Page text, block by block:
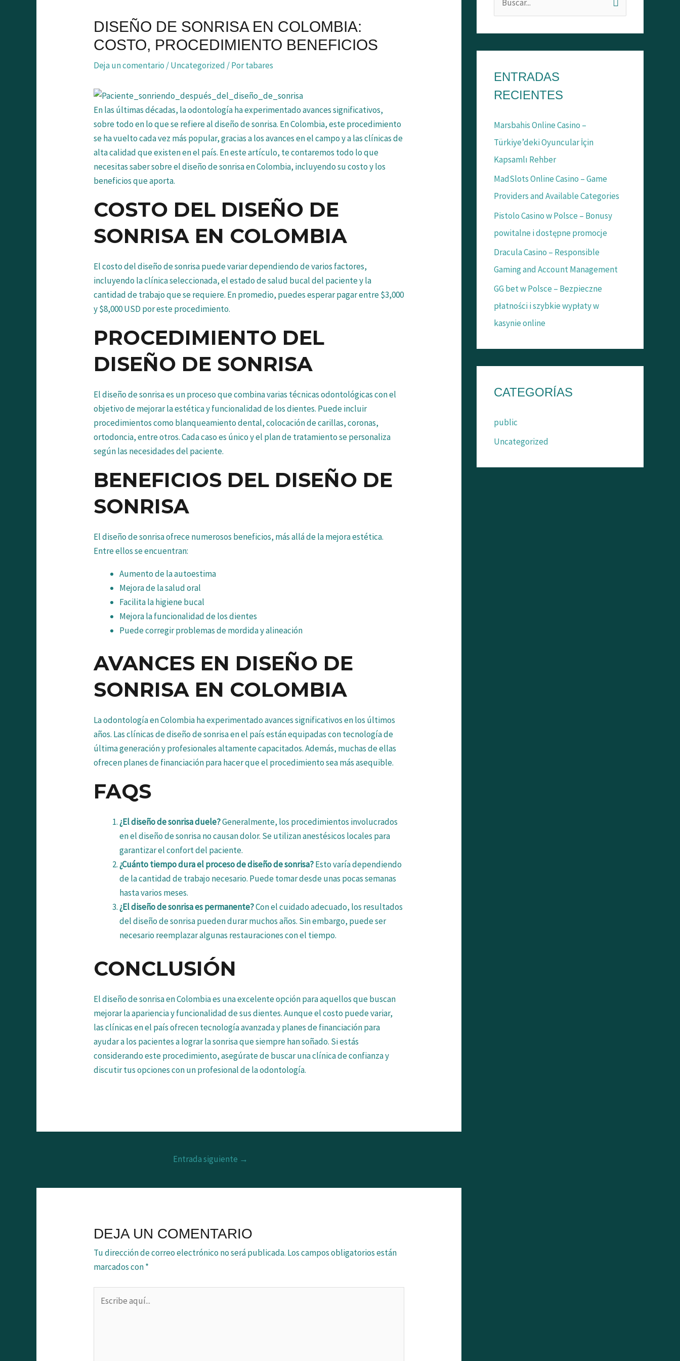
DISEÑO DE SONRISA EN COLOMBIA:
COSTO, PROCEDIMIENTO BENEFICIOS
Deja un comentario /Uncategorized / Portabares
En las últimas décadas, la odontología ha experimentado avances significativos,
sobre todo en lo que se refiere al diseño de sonrisa. En Colombia, este procedimiento
se ha vuelto cada vez más popular, gracias a los avances en el campo y a las clínicas de
alta calidad que existen en el país. En este artículo, te contaremos todo lo que
necesitas saber sobre el diseño de sonrisa en Colombia, incluyendo su costo y los
beneficios que aporta.
COSTO DEL DISEÑO DE
SONRISA EN COLOMBIA
El costo del diseño de sonrisa puede variar dependiendo de varios factores,
incluyendo la clínica seleccionada, el estado de salud bucal del paciente y la
cantidad de trabajo que se requiere. En promedio, puedes esperar pagar entre $3,000
y $8,000 USD por este procedimiento.
PROCEDIMIENTO DEL
DISEÑO DE SONRISA
El diseño de sonrisa es un proceso que combina varias técnicas odontológicas con el
objetivo de mejorar la estética y funcionalidad de los dientes. Puede incluir
procedimientos como blanqueamiento dental, colocación de carillas, coronas,
ortodoncia, entre otros. Cada caso es único y el plan de tratamiento se personaliza
según las necesidades del paciente.
BENEFICIOS DEL DISEÑO DE
SONRISA
El diseño de sonrisa ofrece numerosos beneficios, más allá de la mejora estética.
Entre ellos se encuentran:
Aumento de la autoestima
Mejora de la salud oral
Facilita la higiene bucal
Mejora la funcionalidad de los dientes
Puede corregir problemas de mordida y alineación
AVANCES EN DISEÑO DE
SONRISA EN COLOMBIA
La odontología en Colombia ha experimentado avances significativos en los últimos
años. Las clínicas de diseño de sonrisa en el país están equipadas con tecnología de
última generación y profesionales altamente capacitados. Además, muchas de ellas
ofrecen planes de financiación para hacer que el procedimiento sea más asequible.
FAQS
¿El diseño de sonrisa duele?Generalmente, los procedimientos involucrados
en el diseño de sonrisa no causan dolor. Se utilizan anestésicos locales para
garantizar el confort del paciente.
¿Cuánto tiempo dura el proceso de diseño de sonrisa?Esto varía dependiendo
de la cantidad de trabajo necesario. Puede tomar desde unas pocas semanas
hasta varios meses.
¿El diseño de sonrisa es permanente?Con el cuidado adecuado, los resultados
del diseño de sonrisa pueden durar muchos años. Sin embargo, puede ser
necesario reemplazar algunas restauraciones con el tiempo.
CONCLUSIÓN
El diseño de sonrisa en Colombia es una excelente opción para aquellos que buscan
mejorar la apariencia y funcionalidad de sus dientes. Aunque el costo puede variar,
las clínicas en el país ofrecen tecnología avanzada y planes de financiación para
ayudar a los pacientes a lograr la sonrisa que siempre han soñado. Si estás
considerando este procedimiento, asegúrate de buscar una clínica de confianza y
discutir tus opciones con un profesional de la odontología.
Entrada siguiente →
DEJA UN COMENTARIO
Tu dirección de correo electrónico no será publicada. Los campos obligatorios están
marcados con*
aquí...
a
r
o
r
:
ENTRADAS
RECIENTES
Marsbahis Online Casino –
Türkiye’deki Oyuncular İçin
Kapsamlı Rehber
MadSlots Online Casino – Game
Providers and Available Categories
Pistolo Casino w Polsce – Bonusy
powitalne i dostępne promocje
Dracula Casino – Responsible
Gaming and Account Management
GG bet w Polsce – Bezpieczne
płatności i szybkie wypłaty w
kasynie online
CATEGORÍAS
public
Uncategorized